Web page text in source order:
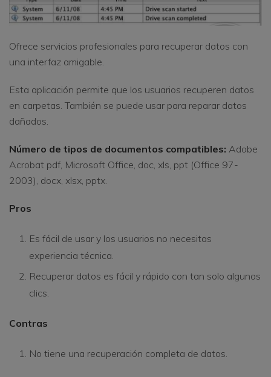
Ofrece servicios profesionales para recuperar datos con
una interfaz amigable.
Esta aplicación permite que los usuarios recuperen datos
en carpetas. También se puede usar para reparar datos
dañados.
Número de tipos de documentos compatibles: Adobe
Acrobat pdf, Microsoft Office, doc, xls, ppt (Office 97-
2003), docx, xlsx, pptx.
Pros
Es fácil de usar y los usuarios no necesitas
experiencia técnica.
Recuperar datos es fácil y rápido con tan solo algunos
clics.
Contras
No tiene una recuperación completa de datos.